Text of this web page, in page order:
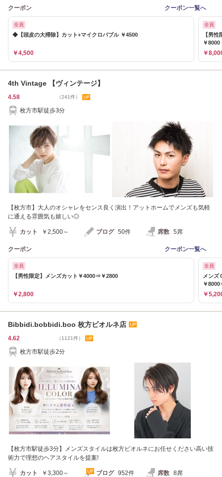
クーポン クーポン一覧へ
全員
◆【頭皮の大掃除】カット+マイクロバブル ￥4500
￥4,500
全員
【男
￥8000
￥
4th Vintage 【ヴィンテージ】
4.58 （241件）
枚方市駅徒歩3分
【枚方市】大人のオシャレをセンス良く演出！アットホームでメンズも気軽
に通える雰囲気も嬉しい◎
カット ￥2,500～ ブログ 50件 席数 5席
クーポン クーポン一覧へ
全員
【男性限定】メンズカット￥4000⇒￥2800
￥2,800
全員
メンズ
￥
￥
Bibbidi.bobbidi.boo 枚方ビオルネ店
4.62 （1121件）
枚方市駅徒歩2分
【枚方市駅徒歩3分】メンズスタイルは枚方ビオルネにお任せください高い技
術力で理想のヘアスタイルを提案!
カット ￥3,300～ ブログ 952件 席数 8席